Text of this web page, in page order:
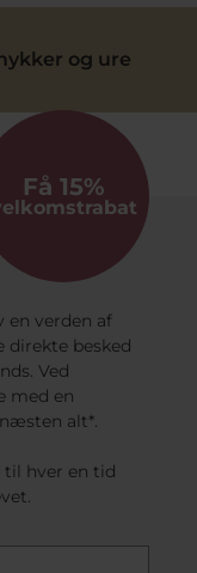
og ure
Få 15%
en verden af
direkte besked
Ved
med en
alt*.
hver en tid